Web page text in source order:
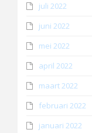
juli 2022
juni 2022
mei 2022
april 2022
maart 2022
februari 2022
januari 2022